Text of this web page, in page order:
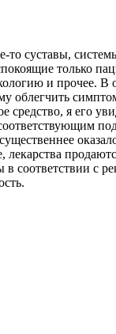
суставы,
только
и прочее.
облегчить
я его
с